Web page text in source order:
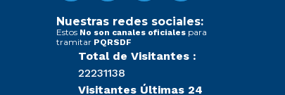
Nuestras redes sociales:
Estos No son canales oficiales para
tramitar PQRSDF
Total de Visitantes :
22231138
Visitantes Últimas 24